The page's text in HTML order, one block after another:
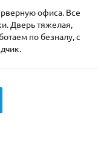
офиса. Все
Дверь тяжелая,
по безналу, с